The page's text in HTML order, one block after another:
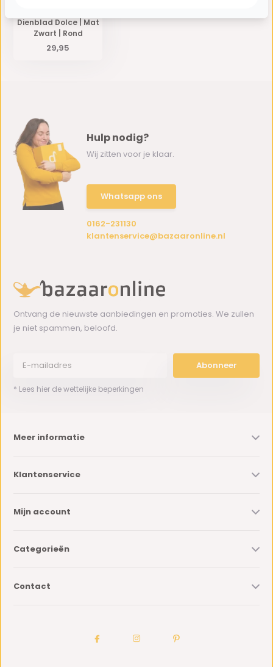
Dienblad Dolce | Mat
Zwart | Rond
29,95
Hulp nodig?
Wij zitten voor je klaar.
Whatsapp ons
0162-231130
klantenservice@bazaaronline.nl
Ontvang de nieuwste aanbiedingen en promoties. We zullen
je niet spammen, beloofd.
Abonneer
* Lees hier de wettelijke beperkingen
Meer informatie
Klantenservice
Mijn account
Categorieën
Contact